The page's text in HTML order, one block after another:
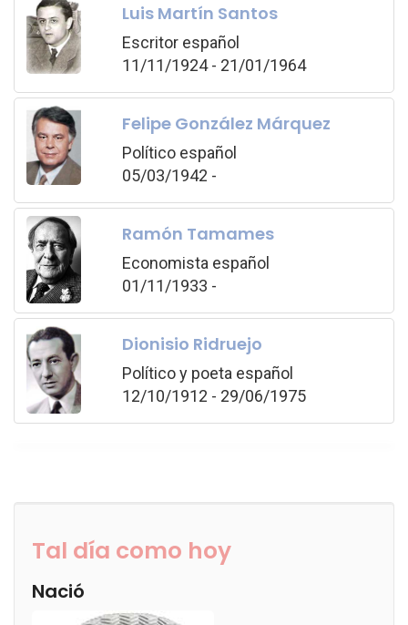
Luis Martín Santos
Escritor español
11/11/1924 - 21/01/1964
Felipe González Márquez
Político español
05/03/1942 -
Ramón Tamames
Economista español
01/11/1933 -
Dionisio Ridruejo
Político y poeta español
12/10/1912 - 29/06/1975
Tal día como hoy
Nació